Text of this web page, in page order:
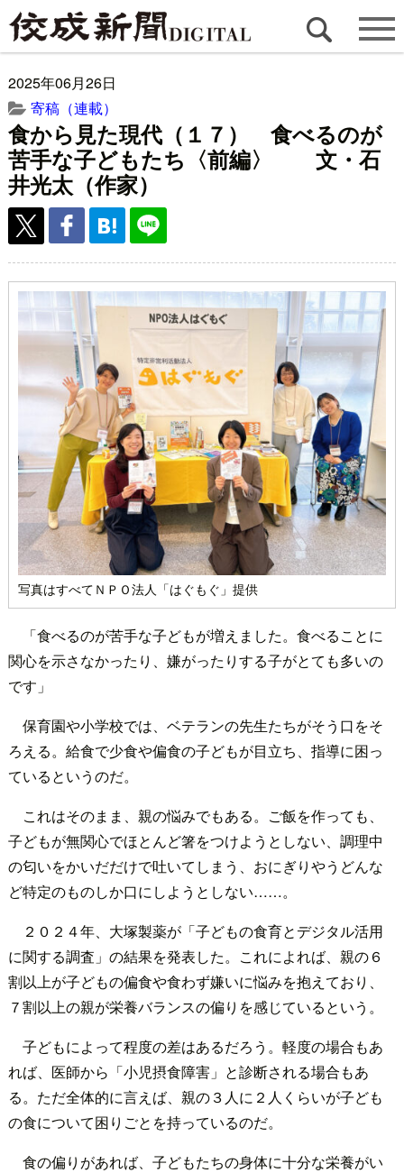
2025年06月26日
寄稿（連載）
食から見た現代（１７） 食べるのが
苦手な子どもたち〈前編〉 文・石
井光太（作家）
写真はすべてＮＰＯ法人「はぐもぐ」提供
「食べるのが苦手な子どもが増えました。食べることに
関心を示さなかったり、嫌がったりする子がとても多いの
です」
保育園や小学校では、ベテランの先生たちがそう口をそ
ろえる。給食で少食や偏食の子どもが目立ち、指導に困っ
ているというのだ。
これはそのまま、親の悩みでもある。ご飯を作っても、
子どもが無関心でほとんど箸をつけようとしない、調理中
の匂いをかいだだけで吐いてしまう、おにぎりやうどんな
ど特定のものしか口にしようとしない……。
２０２４年、大塚製薬が「子どもの食育とデジタル活用
に関する調査」の結果を発表した。これによれば、親の６
割以上が子どもの偏食や食わず嫌いに悩みを抱えており、
７割以上の親が栄養バランスの偏りを感じているという。
子どもによって程度の差はあるだろう。軽度の場合もあ
れば、医師から「小児摂食障害」と診断される場合もあ
る。ただ全体的に言えば、親の３人に２人くらいが子ども
の食について困りごとを持っているのだ。
食の偏りがあれば、子どもたちの身体に十分な栄養がい